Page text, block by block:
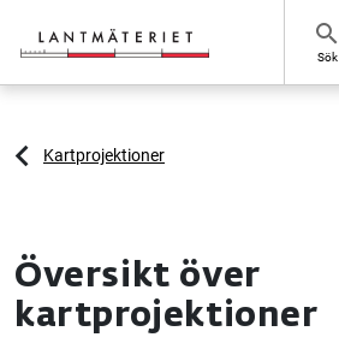
search
Sök
Kartprojektioner
Översikt över
kartprojektioner